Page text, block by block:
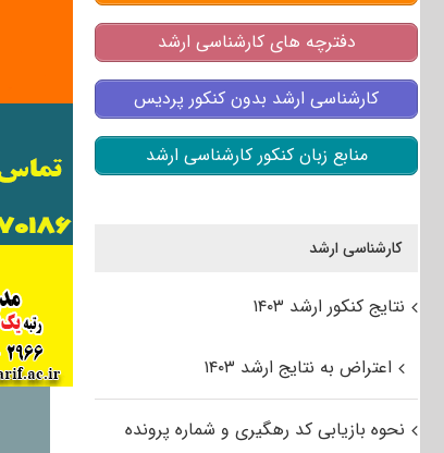
دفترچه های کارشناسی ارشد
کارشناسی ارشد بدون کنکور پردیس
منابع زبان کنکور کارشناسی ارشد
کارشناسی ارشد
نتایج کنکور ارشد ۱۴۰۳
اعتراض به نتایج ارشد ۱۴۰۳
نحوه بازیابی کد رهگیری و شماره پرونده